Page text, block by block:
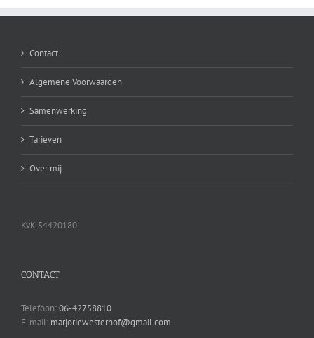
Contact
Algemene Voorwaarden
Samenwerking
Tarieven
Over mij
KvK 54420180
CONTACT
Telefoon:06-42758810
E-mail: marjoriewesterhof@gmail.com